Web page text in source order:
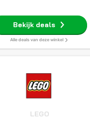
Bekijk deals
Alle deals van deze winkel
LEGO